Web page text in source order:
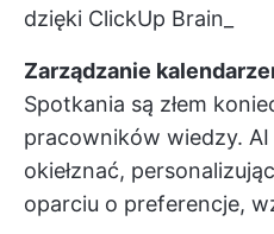
dzięki ClickUp Brain_
Zarządzanie
Spotkania są złem
pracowników wiedzy.
okiełznać,
oparciu o preferencje,